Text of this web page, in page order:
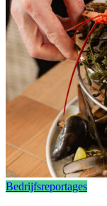
Bedrijfsreportages